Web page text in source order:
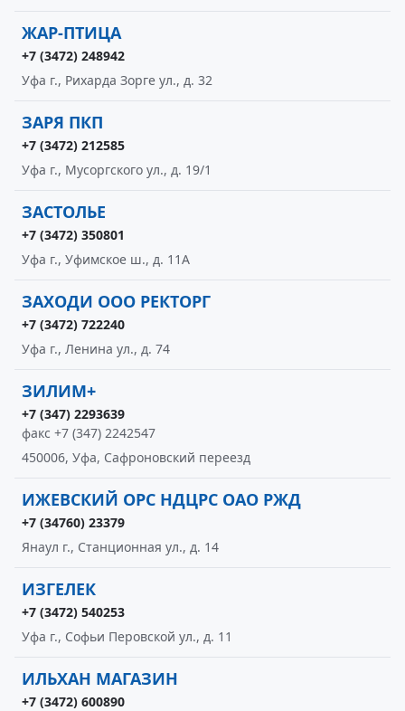
ЖАР-ПТИЦА
+7 (3472) 248942
Уфа г., Рихарда Зорге ул., д. 32
ЗАРЯ ПКП
+7 (3472) 212585
Уфа г., Мусоргского ул., д. 19/1
ЗАСТОЛЬЕ
+7 (3472) 350801
Уфа г., Уфимское ш., д. 11А
ЗАХОДИ ООО РЕКТОРГ
+7 (3472) 722240
Уфа г., Ленина ул., д. 74
ЗИЛИМ+
+7 (347) 2293639
факс +7 (347) 2242547
450006, Уфа, Сафроновский переезд
ИЖЕВСКИЙ ОРС НДЦРС ОАО РЖД
+7 (34760) 23379
Янаул г., Станционная ул., д. 14
ИЗГЕЛЕК
+7 (3472) 540253
Уфа г., Софьи Перовской ул., д. 11
ИЛЬХАН МАГАЗИН
+7 (3472) 600890